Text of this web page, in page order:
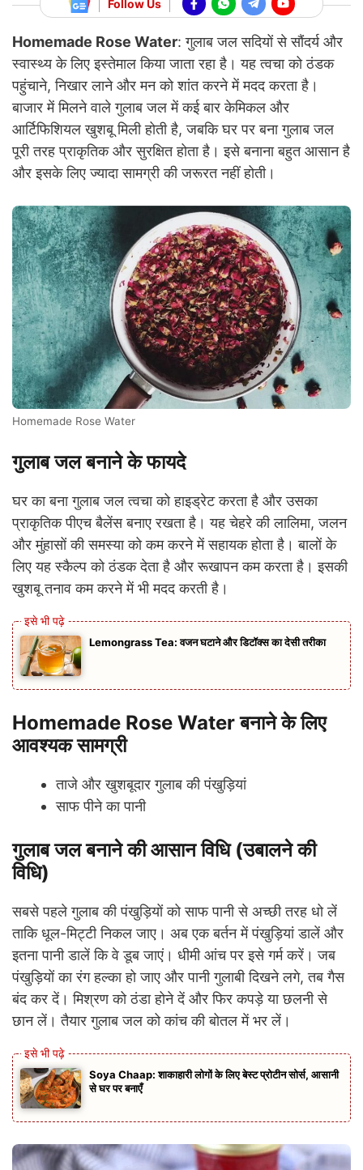
Follow Us
Homemade Rose Water: गुलाब जल सदियों से सौंदर्य और
स्वास्थ्य के लिए इस्तेमाल किया जाता रहा है। यह त्वचा को ठंडक
पहुंचाने, निखार लाने और मन को शांत करने में मदद करता है।
बाजार में मिलने वाले गुलाब जल में कई बार केमिकल और
आर्टिफिशियल खुशबू मिली होती है, जबकि घर पर बना गुलाब जल
पूरी तरह प्राकृतिक और सुरक्षित होता है। इसे बनाना बहुत आसान है
और इसके लिए ज्यादा सामग्री की जरूरत नहीं होती।
Homemade Rose Water
गुलाब जल बनाने के फायदे
घर का बना गुलाब जल त्वचा को हाइड्रेट करता है और उसका
प्राकृतिक पीएच बैलेंस बनाए रखता है। यह चेहरे की लालिमा, जलन
और मुंहासों की समस्या को कम करने में सहायक होता है। बालों के
लिए यह स्कैल्प को ठंडक देता है और रूखापन कम करता है। इसकी
खुशबू तनाव कम करने में भी मदद करती है।
Lemongrass Tea: वजन घटाने और डिटॉक्स का देसी तरीका
Homemade Rose Water बनाने के लिए
आवश्यक सामग्री
ताजे और खुशबूदार गुलाब की पंखुड़ियां
साफ पीने का पानी
गुलाब जल बनाने की आसान विधि (उबालने की
विधि)
सबसे पहले गुलाब की पंखुड़ियों को साफ पानी से अच्छी तरह धो लें
ताकि धूल-मिट्टी निकल जाए। अब एक बर्तन में पंखुड़ियां डालें और
इतना पानी डालें कि वे डूब जाएं। धीमी आंच पर इसे गर्म करें। जब
पंखुड़ियों का रंग हल्का हो जाए और पानी गुलाबी दिखने लगे, तब गैस
बंद कर दें। मिश्रण को ठंडा होने दें और फिर कपड़े या छलनी से
छान लें। तैयार गुलाब जल को कांच की बोतल में भर लें।
Soya Chaap: शाकाहारी लोगों के लिए बेस्ट प्रोटीन सोर्स, आसानी
से घर पर बनाएँ